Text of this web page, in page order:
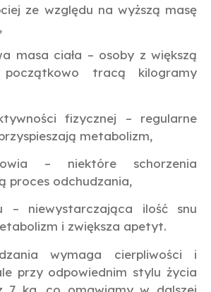
ze względu na wyższą masę
masa ciała – osoby z większą
początkowo tracą kilogramy
fizycznej – regularne
metabolizm,
– niektóre schorzenia
proces odchudzania,
– niewystarczająca ilość snu
i zwiększa apetyt.
wymaga cierpliwości i
przy odpowiednim stylu życia